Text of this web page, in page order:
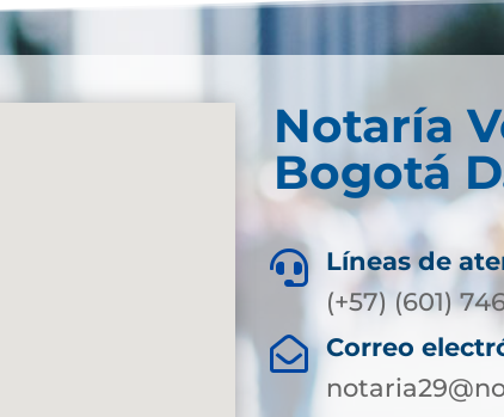
Notaría
Bogotá

Líneas de
(+57) (601)

Correo